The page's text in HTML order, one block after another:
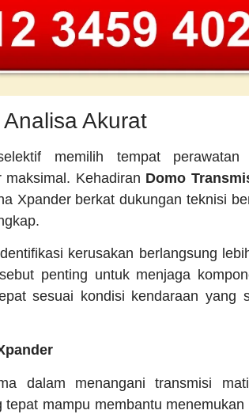
Akurat
memilih tempat perawatan
Kehadiran Domo
Xpander berkat dukungan teknisi
kerusakan berlangsung
penting untuk menjaga
sesuai kondisi kendaraan yang
dalam menangani transmisi
mampu membantu